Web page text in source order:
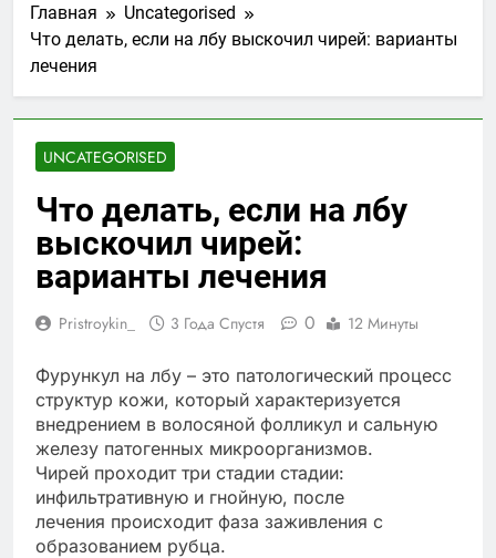
Главная
Uncategorised
Что делать, если на лбу выскочил чирей: варианты
лечения
UNCATEGORISED
Что делать, если на лбу
выскочил чирей:
варианты лечения
Pristroykin_ 3 Года Спустя 0 12 Минуты
Фурункул на лбу – это патологический процесс
структур кожи, который характеризуется
внедрением в волосяной фолликул и сальную
железу патогенных микроорганизмов.
Чирей проходит три стадии стадии:
инфильтративную и гнойную, после
лечения происходит фаза заживления с
образованием рубца.